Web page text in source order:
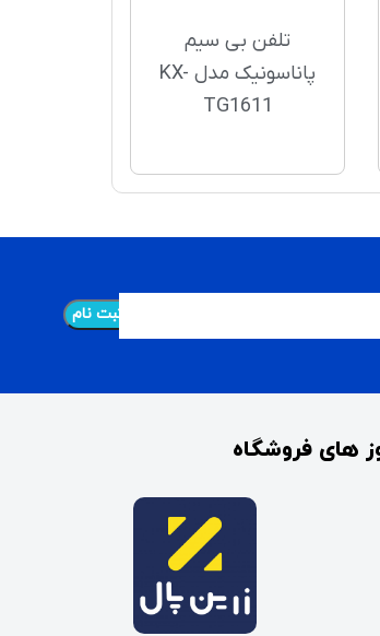
تلفن بی سیم
پاناسونیک مدل KX-
TG1611
های فروشگاه